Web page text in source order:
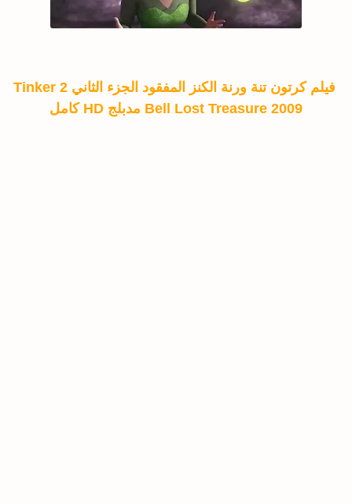
فيلم كرتون تنة ورنة الكنز المفقود الجزء الثاني 2 Tinker
Bell Lost Treasure 2009 مدبلج HD كامل